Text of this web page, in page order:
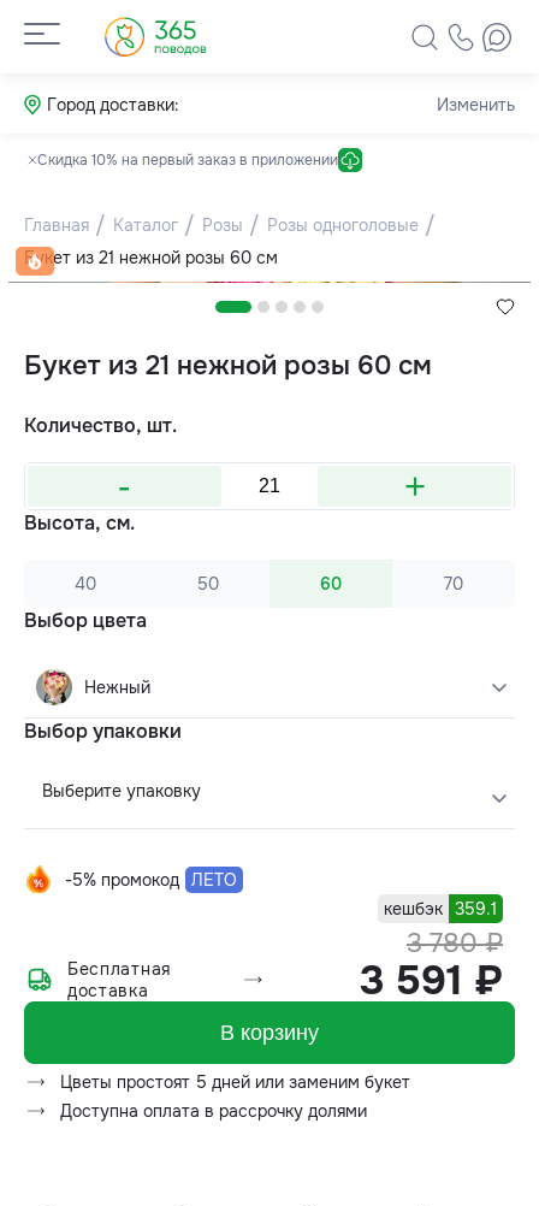
Город доставки: Изменить
Скидка 10% на первый заказ в приложении
Главная Каталог Розы
Розы одноголовые
Букет из 21 нежной розы 60 см
Букет из 21 нежной розы 60 см
Количество, шт.
- +
Высота, см.
40 50 60 70
Выбор цвета
Нежный
Выбор упаковки
Выберите упаковку
-5% промокод ЛЕТО
кешбэк 359.1
3 780 ₽
3 591 ₽
Бесплатная
доставка
В корзину
Цветы простоят 5 дней или заменим букет
Доступна оплата в рассрочку долями